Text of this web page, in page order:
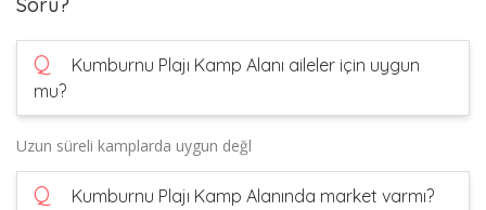
Soru?
Q
Kumburnu Plajı Kamp Alanı aileler için uygun
mu?
Uzun süreli kamplarda uygun değl
Q Kumburnu Plajı Kamp Alanında market varmı?